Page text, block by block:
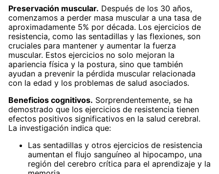
Preservación muscular. Después de los 30 años,
comenzamos a perder masa muscular a una tasa de
aproximadamente 5% por década. Los ejercicios de
resistencia, como las sentadillas y las flexiones, son
cruciales para mantener y aumentar la fuerza
muscular. Estos ejercicios no solo mejoran la
apariencia física y la postura, sino que también
ayudan a prevenir la pérdida muscular relacionada
con la edad y los problemas de salud asociados.
Beneficios cognitivos. Sorprendentemente, se ha
demostrado que los ejercicios de resistencia tienen
efectos positivos significativos en la salud cerebral.
La investigación indica que:
Las sentadillas y otros ejercicios de resistencia
aumentan el flujo sanguíneo al hipocampo, una
región del cerebro crítica para el aprendizaje y la